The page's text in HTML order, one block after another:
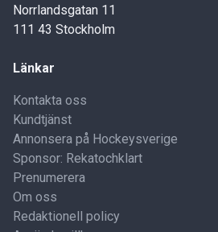
Norrlandsgatan 11
111 43 Stockholm
Länkar
Kontakta oss
Kundtjänst
Annonsera på Hockeysverige
Sponsor: Rekatochklart
Prenumerera
Om oss
Redaktionell policy